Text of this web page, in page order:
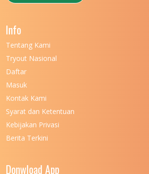
Info
Tentang Kami
Tryout Nasional
Daftar
Masuk
Kontak Kami
Syarat dan Ketentuan
Kebijakan Privasi
Berita Terkini
Donwload App